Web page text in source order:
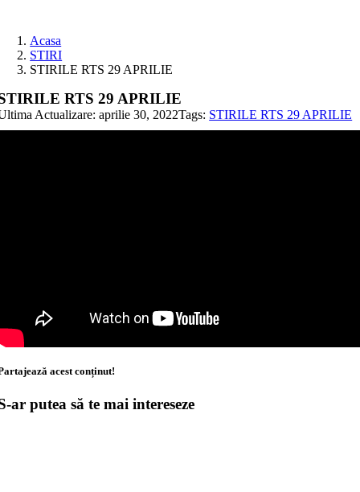
contentAcasa
STIRI
STIRILE RTS 29 APRILIE
RTS 29 APRILIE
Actualizare: aprilie 30, 2022Tags: STIRILE RTS 29 APRILIE
acest conținut!
ar putea să te mai intereseze